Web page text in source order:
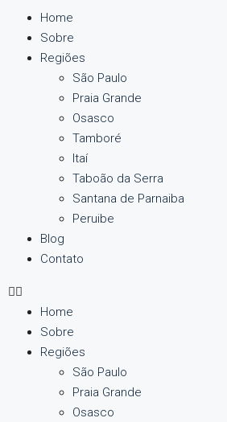
Home
Sobre
Regiões
São Paulo
Praia Grande
Osasco
Tamboré
Itaí
Taboão da Serra
Santana de Parnaiba
Peruibe
Blog
Contato
Home
Sobre
Regiões
São Paulo
Praia Grande
Osasco